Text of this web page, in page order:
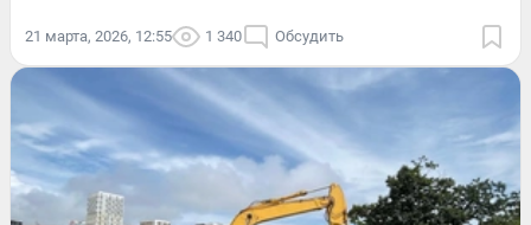
21 марта, 2026, 12:55 1 340 Обсудить